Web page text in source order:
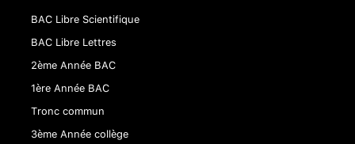
BAC Libre Scientifique
BAC Libre Lettres
2ème Année BAC
1ère Année BAC
Tronc commun
3ème Année collège